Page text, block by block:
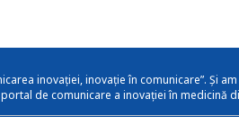
inovației, inovație în comunicare”. Și
de comunicare a inovației în medicină